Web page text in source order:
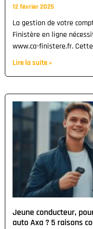
12 février 2025
La gestion de votre
Finistère en ligne
www.ca-finistere.fr. Cette
Lire la suite »
Jeune conducteur,
auto Axa ? 5 raisons